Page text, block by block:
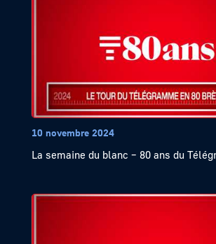
10 novembre 2024
La semaine du blanc – 80 ans du